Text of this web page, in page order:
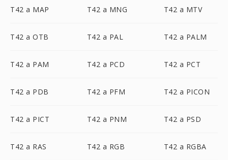
T42 a MAP T42 a MNG T42 a MTV
T42 a OTB T42 a PAL T42 a PALM
T42 a PAM T42 a PCD T42 a PCT
T42 a PDB T42 a PFM T42 a PICON
T42 a PICT T42 a PNM T42 a PSD
T42 a RAS T42 a RGB T42 a RGBA